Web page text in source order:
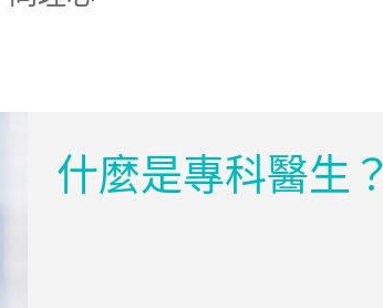
什麼是專科醫生？